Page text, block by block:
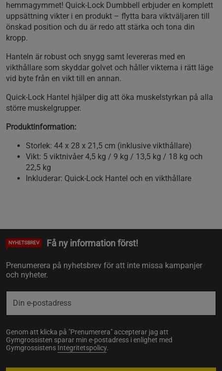
hemmagymmet! Quick-Lock Dumbbell erbjuder en komplett
uppsättning vikter i en produkt – flytta bara viktväljaren till
önskad position och du är redo att stärka och tona din
kropp.
Hanteln är robust och snygg samt levereras med en
vikthållare som skyddar golvet och håller vikterna i rätt läge
vid byte från en vikt till en annan.
Quick-Lock Hantel hjälper dig att öka muskelstyrkan på alla
större muskelgrupper.
Produktinformation:
Storlek: 44 x 28 x 21,5 cm (inklusive vikthållare)
Vikt: 5 viktnivåer 4,5 kg / 9 kg / 13,5 kg / 18 kg och
22,5 kg
Inkluderar: Quick-Lock Hantel och en vikthållare
NYHETSBREV Få ny information först!
Prenumerera på nyhetsbrev för att inte missa kampanjer
och nyheter.
Genom att klicka på "Prenumerera" accepterar jag att
Gymgrossisten sparar min e-postadress i enlighet med
Gymgrossistens Integritetspolicy.